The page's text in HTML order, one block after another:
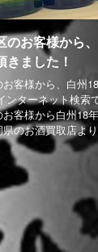
のお客様から
きました！
客様から、白州
ンターネット検索
客様から白州18
県のお酒買取店よ